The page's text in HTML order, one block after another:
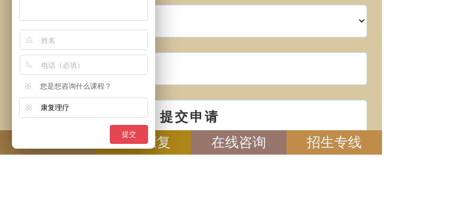
提交申请
温馨提示：请准确填写以上信息，以便沟通！
医养康复 在线咨询 招生专线
您是想咨询什么课程？
康复理疗
提交